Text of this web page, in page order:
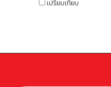
เปรียบเทียบ